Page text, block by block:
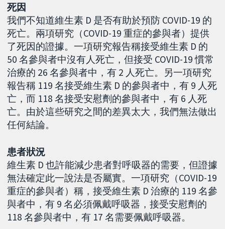
死因
我們不知道維生素 D 是否有助於預防 COVID-19 的
死亡。兩項研究（COVID-19 重症的參與者）提供
了死因的證據。一項研究報告稱接受維生素 D 的
50 名參與者中沒有人死亡，但接受 COVID-19 慣常
治療的 26 名參與者中，有 2 人死亡。另一項研究
報告稱 119 名接受維生素 D 的參與者中，有 9 人死
亡，而 118 名接受安慰劑的參與者中，有 6 人死
亡。由於這些研究之間的差異太大，我們無法做出
任何結論。
患者狀況
維生素 D 也許能減少患者對呼吸器的需要，但證據
無法確定此一說法是否屬實。一項研究（COVID-19
重症的參與者）稱，接受維生素 D 治療的 119 名參
與者中，有 9 名必須佩戴呼吸器，接受安慰劑的
118 名參與者中，有 17 名需要佩戴呼吸器。